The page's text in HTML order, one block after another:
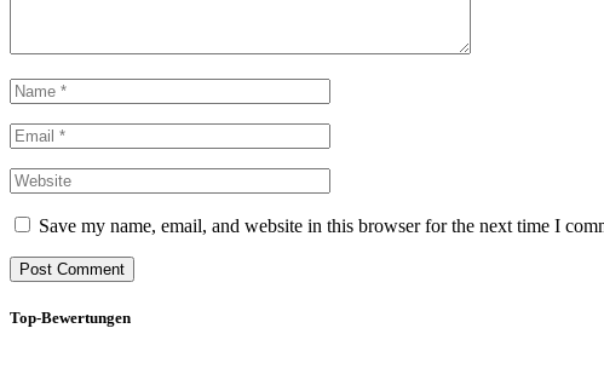
Save my name, email, and website in this browser for the next time I
Top-Bewertungen